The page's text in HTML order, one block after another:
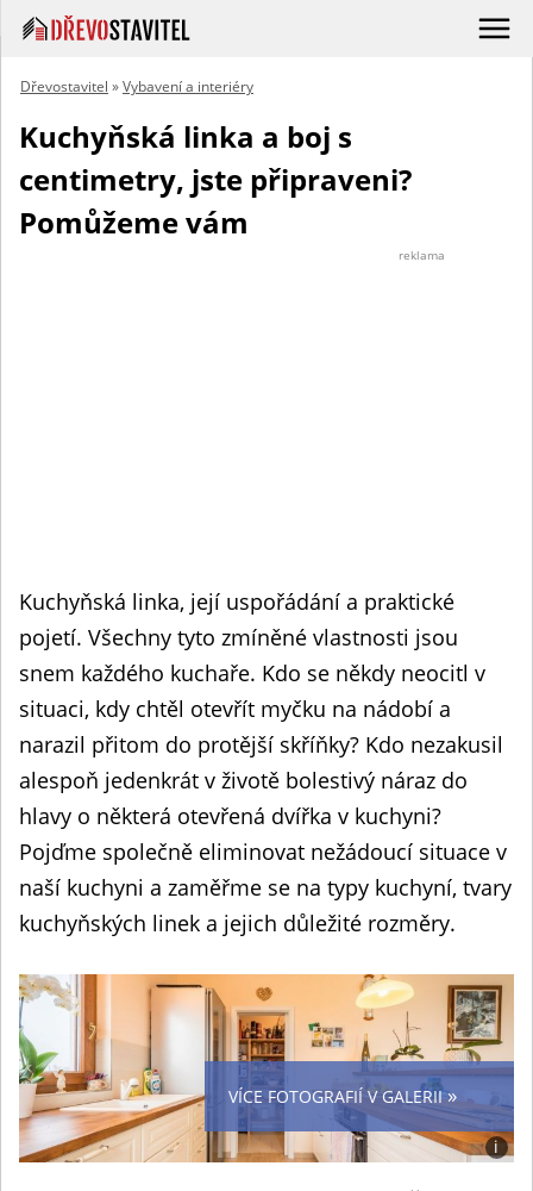
Dřevostavitel »Vybavení a interiéry
Kuchyňská linka a boj s
centimetry, jste připraveni?
Pomůžeme vám
reklama
Kuchyňská linka, její uspořádání a praktické
pojetí. Všechny tyto zmíněné vlastnosti jsou
snem každého kuchaře. Kdo se někdy neocitl v
situaci, kdy chtěl otevřít myčku na nádobí a
narazil přitom do protější skříňky? Kdo nezakusil
alespoň jedenkrát v životě bolestivý náraz do
hlavy o některá otevřená dvířka v kuchyni?
Pojďme společně eliminovat nežádoucí situace v
naší kuchyni a zaměřme se na typy kuchyní, tvary
kuchyňských linek a jejich důležité rozměry.
VÍCE FOTOGRAFIÍ V GALERII»
i
Foto: